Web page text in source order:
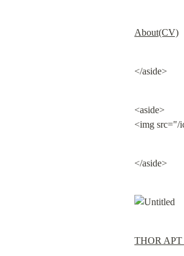
About(CV)
</aside>
<aside>
<img src="/
</aside>
THOR APT